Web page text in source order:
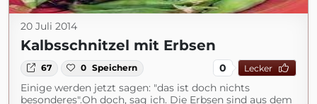
20 Juli 2014
Kalbsschnitzel mit Erbsen
67 0 Speichern 0 Lecker
Einige werden jetzt sagen: "das ist doch nichts
besonderes".Oh doch, sag ich. Die Erbsen sind aus dem